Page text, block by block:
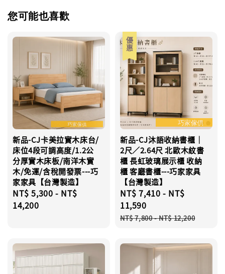
您可能也喜歡
新品-CJ卡美拉實木床台/
床位4段可調高度/1.2公
分厚實木床板/南洋木實
木/免運/含稅開發票---巧
家家具【台灣製造】
Regular
price
NT$ 5,300 - NT$
14,200
優惠
新品-CJ沐語收納書櫃｜
2尺／2.64尺 北歐木紋書
櫃 長虹玻璃展示櫃 收納
櫃 客廳書櫃---巧家家具
【台灣製造】
Sale
price
NT$ 7,410 - NT$
11,590
Regular
NT$ 7,800-NT$ 12,200